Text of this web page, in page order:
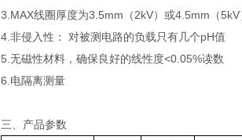
3.MAX线圈厚度为3.5mm（2kV）或4.5mm（5kV
4.非侵入性： 对被测电路的负载只有几个pH值
5.无磁性材料，确保良好的线性度<0.05%读数
6.电隔离测量
三、产品参数